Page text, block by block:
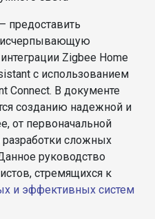
предоставить
исчерпывающую
Zigbee Home
с использованием
Connect. В документе
созданию надежной и
от первоначальной
разработки сложных
руководство
стремящихся к
и эффективных систем